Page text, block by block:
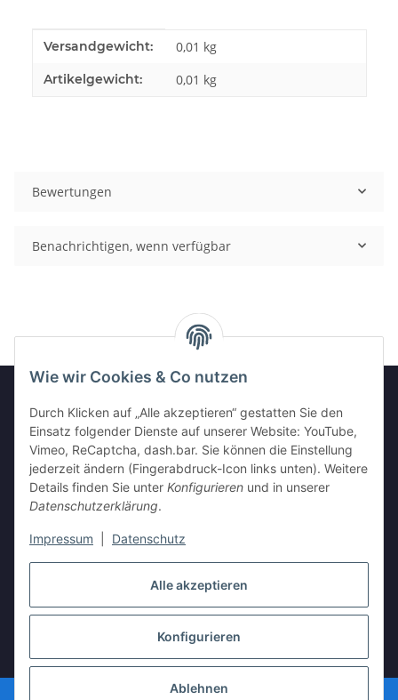
Alle akzeptieren
Konfigurieren
Ablehnen
Wie wir Cookies & Co nutzen
Durch Klicken auf „Alle akzeptieren“ gestatten Sie den
Einsatz folgender Dienste auf unserer Website: YouTube,
Vimeo, ReCaptcha, dash.bar. Sie können die Einstellung
jederzeit ändern (Fingerabdruck-Icon links unten). Weitere
Details finden Sie unter Konfigurieren und in unserer
Datenschutzerklärung.
Impressum Datenschutz
Produkteigenschaft
Wert
Versandgewicht: 0,01 kg
Artikelgewicht: 0,01 kg
Bewertungen
Benachrichtigen, wenn verfügbar
GESETZLICHE INFORMATIONEN
INFORMATIONEN
* Alle Preise inkl. gesetzlicher USt., zzgl.Versand